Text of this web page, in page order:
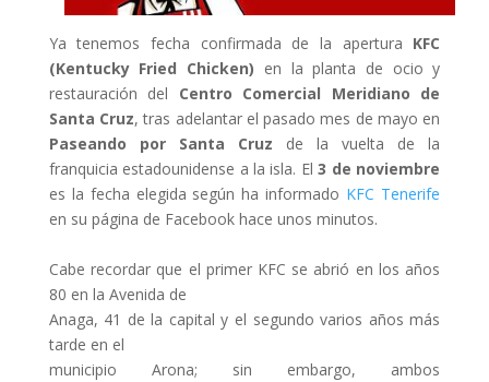
Ya tenemos fecha confirmada de la apertura KFC
(Kentucky Fried Chicken) en la planta de ocio y
restauración del Centro Comercial Meridiano de
Santa Cruz, tras adelantar el pasado mes de mayo en
Paseando por Santa Cruz de la vuelta de la
franquicia estadounidense a la isla. El3 de noviembre
es la fecha elegida según ha informado KFC Tenerife
en su página de Facebook hace unos minutos.
Cabe recordar que el primer KFC se abrió en los años
80 en la Avenida de
Anaga, 41 de la capital y el segundo varios años más
tarde en el
municipio Arona; sin embargo, ambos